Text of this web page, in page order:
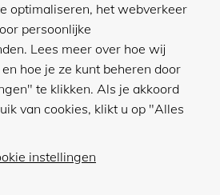
optimaliseren, het webverkeer
persoonlijke
Lees meer over hoe wij
hoe je ze kunt beheren door
te klikken. Als je akkoord
van cookies, klikt u op "Alles
instellingen